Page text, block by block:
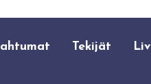
Tekijät